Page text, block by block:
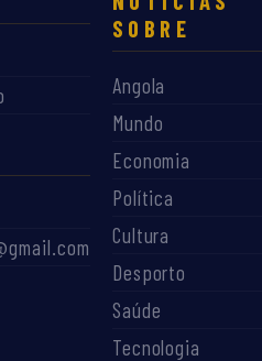
SOBRE
Angola
Mundo
Economia
Política
Cultura
Desporto
Saúde
Tecnologia